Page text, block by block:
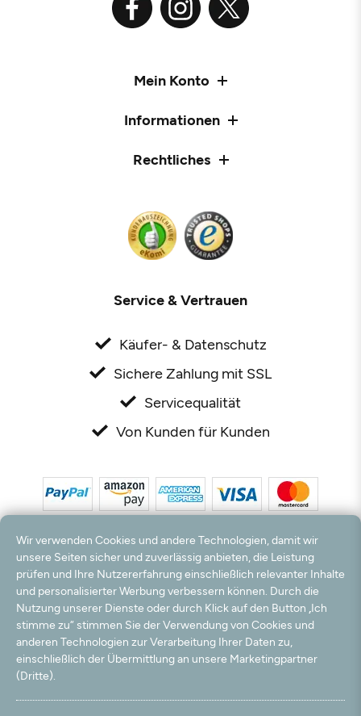
Mein Konto
Informationen
Rechtliches
Service & Vertrauen
Käufer- & Datenschutz
Sichere Zahlung mit SSL
Servicequalität
Von Kunden für Kunden
*Alle Preise inkl. MwSt. und zzgl. Versandkosten. **Kostenloser Versand und Rückversand
Hinweis:
Wir nutzen Ihre E-Mail Adresse für werbliche Zwecke, die jederzeit widerrufen
werden können. Ihre Daten werden nicht an Dritte weitergegeben.
© 2003 - 2026 Rudolf Hossdorf Teppichhandel e.K. / Alle Rechte vorbehalten. powered by
createyourtemplate
Wir verwenden Cookies und andere Technologien, damit wir
unsere Seiten sicher und zuverlässig anbieten, die Leistung
prüfen und Ihre Nutzererfahrung einschließlich relevanter Inhalte
und personalisierter Werbung verbessern können. Durch die
Nutzung unserer Dienste oder durch Klick auf den Button „Ich
stimme zu“ stimmen Sie der Verwendung von Cookies und
anderen Technologien zur Verarbeitung Ihrer Daten zu,
einschließlich der Übermittlung an unsere Marketingpartner
(Dritte).